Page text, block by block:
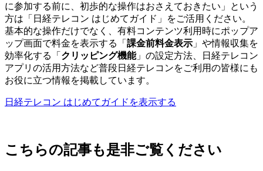
に参加する前に、初歩的な操作はおさえておきたい」という
方は「日経テレコン はじめてガイド」をご活用ください。
基本的な操作だけでなく、有料コンテンツ利用時にポップア
ップ画面で料金を表示する「 課金前料金表示 」や情報収集を
効率化する「 クリッピング機能」の設定方法、日経テレコン
アプリの活用方法など普段日経テレコンをご利用の皆様にも
お役に立つ情報を掲載しています。
日経テレコン はじめてガイドを表示する
こちらの記事も是非ご覧ください